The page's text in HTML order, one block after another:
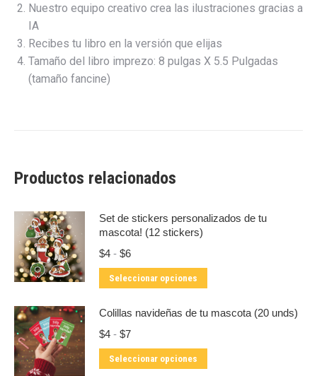
Nuestro equipo creativo crea las ilustraciones gracias a
IA
Recibes tu libro en la versión que elijas
Tamaño del libro imprezo: 8 pulgas X 5.5 Pulgadas
(tamaño fancine)
Productos relacionados
Set de stickers personalizados de tu
mascota! (12 stickers)
$4 - $6Rango
de
precios:
$4
Seleccionar opciones
tiene
variantes.
Colillas navideñas de tu mascota (20 unds)
$4 - $7Rango
de
precios:
Seleccionar opciones